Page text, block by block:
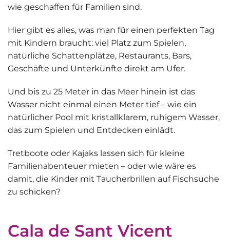
wie geschaffen für Familien sind.
Hier gibt es alles, was man für einen perfekten Tag
mit Kindern braucht: viel Platz zum Spielen,
natürliche Schattenplätze, Restaurants, Bars,
Geschäfte und Unterkünfte direkt am Ufer.
Und bis zu 25 Meter in das Meer hinein ist das
Wasser nicht einmal einen Meter tief – wie ein
natürlicher Pool mit kristallklarem, ruhigem Wasser,
das zum Spielen und Entdecken einlädt.
Tretboote oder Kajaks lassen sich für kleine
Familienabenteuer mieten – oder wie wäre es
damit, die Kinder mit Taucherbrillen auf Fischsuche
zu schicken?
Cala de Sant Vicent